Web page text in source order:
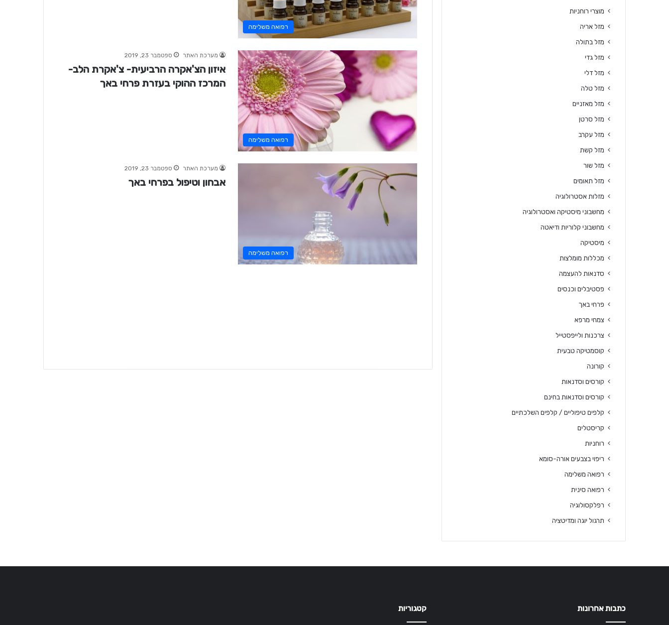
רפואה משלימה
רפואה משלימה
מערכת האתר ספטמבר 23, 2019
איזון הצ'אקרה הרביעית- צ'אקרת הלב-
המרכז ההוקי בעזרת פרחי באך
רפואה משלימה
מערכת האתר ספטמבר 23, 2019
אבחון וטיפול בפרחי באך
מוצרי רוחניות
מזל אריה
מזל בתולה
מזל גדי
מזל דלי
מזל טלה
מזל מאזניים
מזל סרטן
מזל עקרב
מזל קשת
מזל שור
מזל תאומים
מזלות אסטרולוגיה
מחשבוני מיסטיקה ואסטרולוגיה
מחשבוני קלוריות ודיאטה
מיסטיקה
מכללות מומלצות
סדנאות להעצמה
פסטיבלים וכנסים
פרחי באך
צמחי מרפא
צרכנות ולייפסטייל
קוסמטיקה טבעית
קורונה
קורסים וסדנאות
קורסים וסדנאות בחינם
קלפים טיפוליים / קלפים השלכתיים
קריסטלים
רוחניות
ריפוי בצבעים אורה-סומא
רפואה משלימה
רפואה סינית
רפלקסולוגיה
תרגול יוגה ומדיטציה
כתבות אחרונות קטגוריות